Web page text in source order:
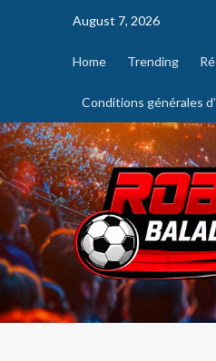
August 7, 2026
Home Trending
Conditions générales